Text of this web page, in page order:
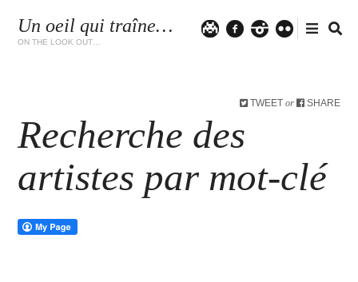
Un oeil qui traîne…
ON THE LOOK OUT…
TWEET or SHARE
Recherche des
artistes par mot-clé